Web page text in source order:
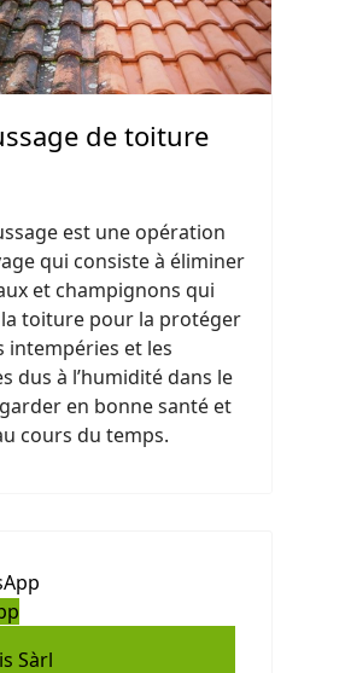
de toiture
est une opération
qui consiste à éliminer
et champignons qui
toiture pour la protéger
intempéries et les
dus à l’humidité dans le
en bonne santé et
cours du temps.
Sàrl